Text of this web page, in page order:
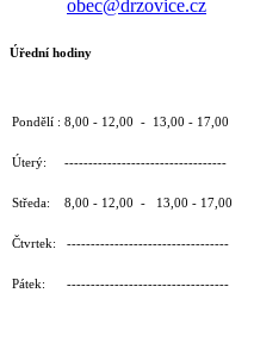
obec@drzovice.cz
Úřední hodiny
Pondělí : 8,00 - 12,00 - 13,00 - 17,00
Úterý: ----------------------------------
Středa: 8,00 - 12,00 - 13,00 - 17,00
Čtvrtek: ----------------------------------
Pátek: ----------------------------------